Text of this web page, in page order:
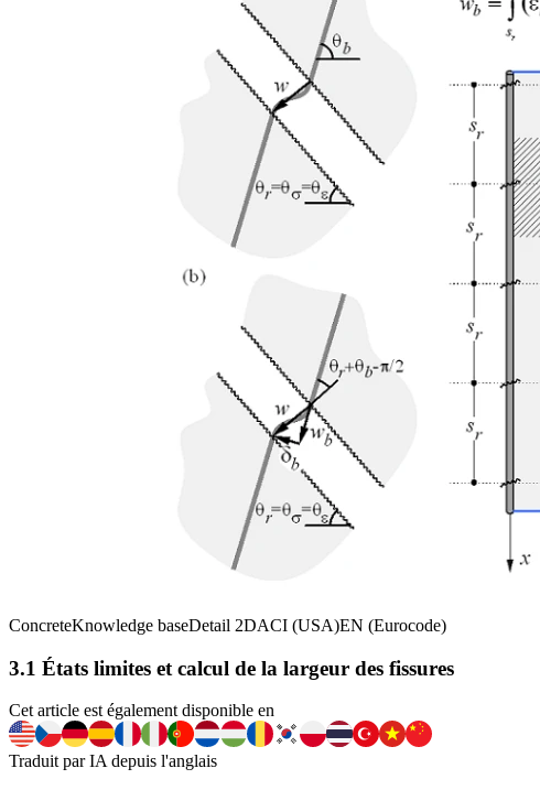
ConcreteKnowledge baseDetail 2DACI (USA)EN (Eurocode)
3.1 États limites et calcul de la largeur des fissures
Cet article est également disponible en
Traduit par IA depuis l'anglais